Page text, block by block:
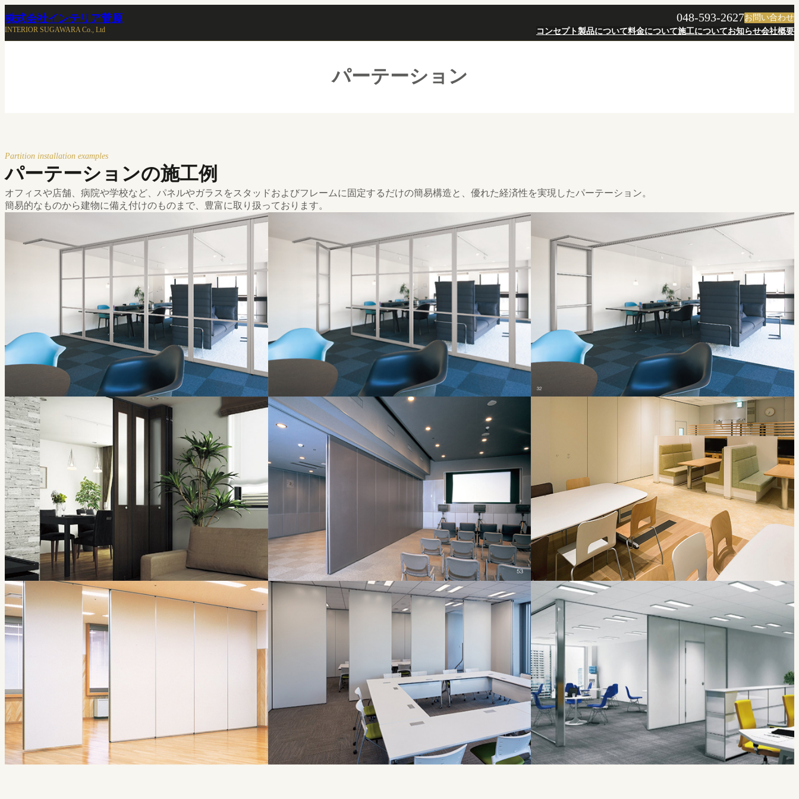
容
を
株式会社インテリア菅原
INTERIOR SUGAWARA Co., Ltd
048-593-2627お問い合わせ
コンセプト製品について料金について施工についてお知らせ会社概要
パーテーション
Partition installation examples
パーテーションの施工例
オフィスや店舗、病院や学校など、パネルやガラスをスタッドおよびフレームに固定するだけの簡易構造と、優れた経済性を実現したパーテーション。
簡易的なものから建物に備え付けのものまで、豊富に取り扱っております。